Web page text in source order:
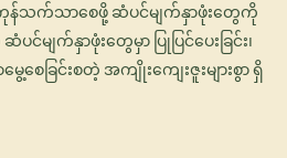
ကုန်သက်သာစေဖို့ ဆံပင်မျက်နှာဖုံးတွေကို
င်မျက်နှာဖုံးတွေမှာ ပြုပြင်ပေးခြင်း၊
ေ့စေခြင်းစတဲ့ အကျိုးကျေးဇူးများစွာ ရှိ